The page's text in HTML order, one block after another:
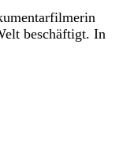
beschäftigt. In